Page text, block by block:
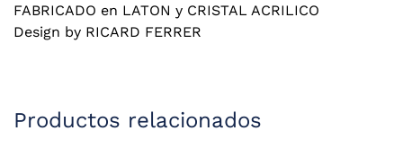
FABRICADO en LATON y CRISTAL ACRILICO
Design by RICARD FERRER
Productos relacionados